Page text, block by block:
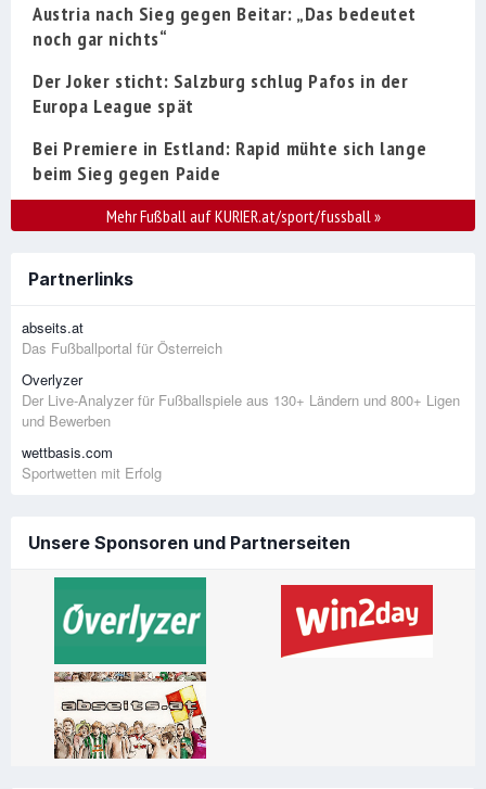
Austria nach Sieg gegen Beitar: „Das bedeutet
noch gar nichts“
Der Joker sticht: Salzburg schlug Pafos in der
Europa League spät
Bei Premiere in Estland: Rapid mühte sich lange
beim Sieg gegen Paide
Mehr Fußball auf KURIER.at/sport/fussball»
Partnerlinks
abseits.at
Das Fußballportal für Österreich
Overlyzer
Der Live-Analyzer für Fußballspiele aus 130+ Ländern und 800+ Ligen
und Bewerben
wettbasis.com
Sportwetten mit Erfolg
Unsere Sponsoren und Partnerseiten